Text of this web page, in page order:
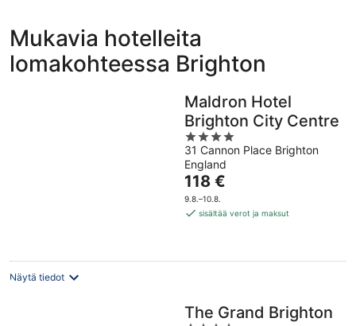
Mukavia hotelleita
lomakohteessa Brighton
Maldron Hotel
Brighton City Centre
4
out
of
5
31 Cannon Place Brighton
England
Hinta
on
118 €
118 €
9.8.–10.8.
sisältää verot ja maksut
Näytä tiedot
The Grand Brighton